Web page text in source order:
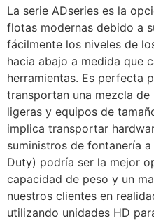
La serie ADseries es la
flotas modernas debido a
fácilmente los niveles de
hacia abajo a medida que
herramientas. Es perfecta
transportan una mezcla
ligeras y equipos de
implica transportar
suministros de fontanería
Duty) podría ser la mejor
capacidad de peso y un
nuestros clientes en
utilizando unidades HD